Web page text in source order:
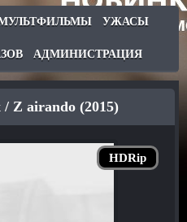
УЖАСЫ
АДМИНИСТРАЦИЯ
HDRip
Z airando (2015)